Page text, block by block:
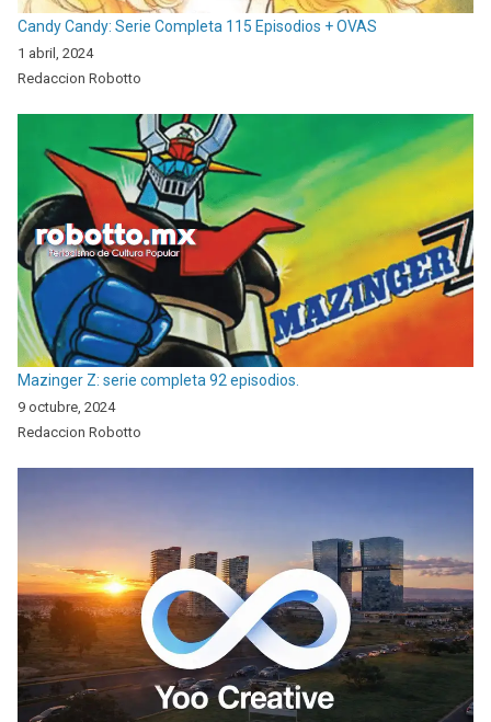
Candy Candy: Serie Completa 115 Episodios + OVAS
1 abril, 2024
Redaccion Robotto
Mazinger Z: serie completa 92 episodios.
9 octubre, 2024
Redaccion Robotto